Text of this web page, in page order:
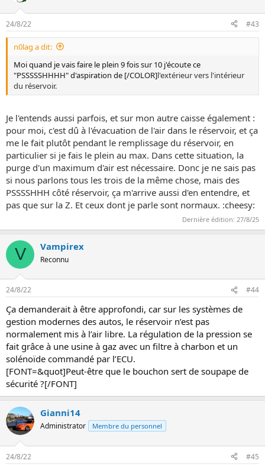
24/8/22 #43
n0lag a dit:
Moi quand je vais faire le plein 9 fois sur 10 j'écoute ce
"PSSSSSHHHH" d'aspiration de [/COLOR]l'extérieur vers l'intérieur
du réservoir.
Je l'entends aussi parfois, et sur mon autre caisse également :
pour moi, c'est dû à l'évacuation de l'air dans le réservoir, et ça
me le fait plutôt pendant le remplissage du réservoir, en
particulier si je fais le plein au max. Dans cette situation, la
purge d'un maximum d'air est nécessaire. Donc je ne sais pas
si nous parlons tous les trois de la même chose, mais des
PSSSSHHH côté réservoir, ça m'arrive aussi d'en entendre, et
pas que sur la Z. Et ceux dont je parle sont normaux. :cheesy:
Dernière édition: 27/8/25
V Vampirex
Reconnu
24/8/22 #44
Ça demanderait à être approfondi, car sur les systèmes de
gestion modernes des autos, le réservoir n’est pas
normalement mis à l’air libre. La régulation de la pression se
fait grâce à une usine à gaz avec un filtre à charbon et un
solénoïde commandé par l’ECU.
[FONT=&quot]Peut-être que le bouchon sert de soupape de
sécurité ?[/FONT]
Gianni14
Administrator Membre du personnel
24/8/22 #45